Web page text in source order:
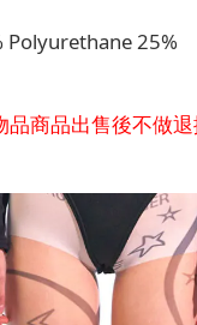
Polyurethane 25%
商品出售後不做